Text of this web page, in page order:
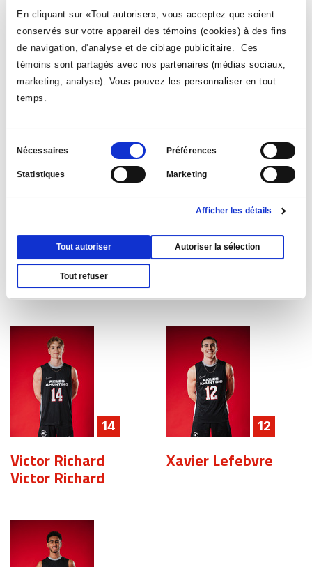
En cliquant sur «Tout autoriser», vous acceptez que soient
conservés sur votre appareil des témoins (cookies) à des fins
de navigation, d'analyse et de ciblage publicitaire. Ces
témoins sont partagés avec nos partenaires (médias sociaux,
marketing, analyse). Vous pouvez les personnaliser en tout
temps.
Sélection
consentement
Nécessaires Préférences
Statistiques Marketing
Afficher les détails
Tout autoriser Autoriser la sélection
Tout refuser
9
Nathan Leblanc
21
32
Samuel Hébert
10
14
Victor Richard
Victor Richard
12
Xavier Lefebvre